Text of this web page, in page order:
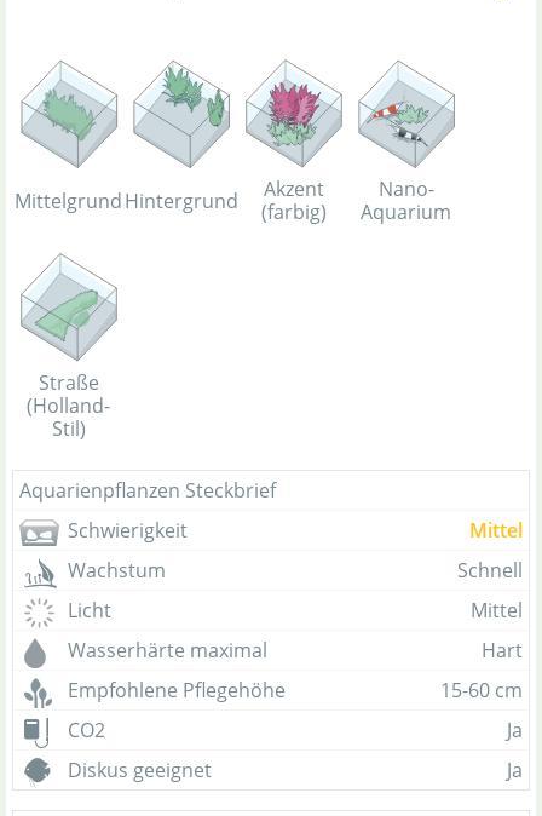
MittelgrundHintergrund
Akzent
(farbig)
Nano-
Aquarium
Straße
(Holland-
Stil)
Aquarienpflanzen Steckbrief
Schwierigkeit
Mittel
Wachstum
Schnell
Licht
Mittel
Wasserhärte maximal
Hart
Empfohlene Pflegehöhe
15-60 cm
CO2
Ja
Diskus geeignet
Ja